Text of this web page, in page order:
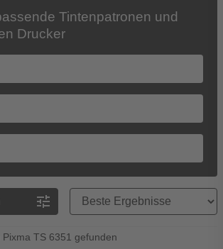
Tintenpatronen und
Drucker
tune
TS 6351 gefunden